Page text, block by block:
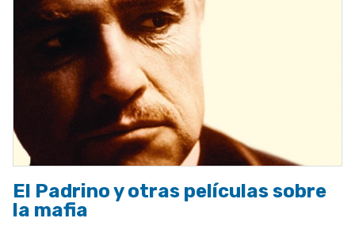
El Padrino y otras películas sobre
la mafia